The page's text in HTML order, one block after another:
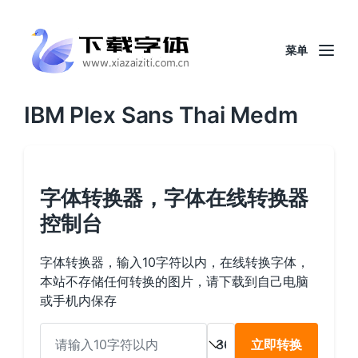
菜单
IBM Plex Sans Thai Medm
字体转换器，字体在线转换器
控制台
字体转换器，输入10字符以内，在线转换字体，
本站不存储任何转换的图片，请下载到自己电脑
或手机内保存
立即转换